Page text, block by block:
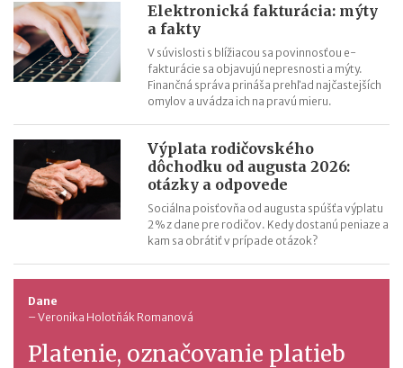
Elektronická fakturácia: mýty
a fakty
V súvislosti s blížiacou sa povinnosťou e-
fakturácie sa objavujú nepresnosti a mýty.
Finančná správa prináša prehľad najčastejších
omylov a uvádza ich na pravú mieru.
Výplata rodičovského
dôchodku od augusta 2026:
otázky a odpovede
Sociálna poisťovňa od augusta spúšťa výplatu
2 % z dane pre rodičov. Kedy dostanú peniaze a
kam sa obrátiť v prípade otázok?
Dane
–Veronika Holotňák Romanová
Platenie, označovanie platieb